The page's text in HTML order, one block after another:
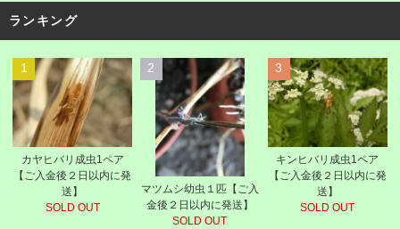
ランキング
1
カヤヒバリ成虫1ペア
【ご入金後２日以内に発
送】
SOLD OUT
2
マツムシ幼虫１匹【ご入
金後２日以内に発送】
SOLD OUT
3
キンヒバリ成虫1ペア
【ご入金後２日以内に発
送】
SOLD OUT